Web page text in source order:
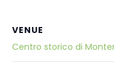
VENUE
Centro storico di